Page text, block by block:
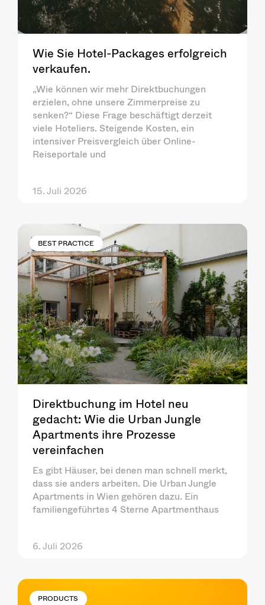
Wie Sie Hotel-Packages erfolgreich
verkaufen.
„Wie können wir mehr Direktbuchungen
erzielen, ohne unsere Zimmerpreise zu
senken?“ Diese Frage beschäftigt derzeit
viele Hoteliers. Steigende Kosten, ein
intensiver Preisvergleich über Online-
Reiseportale und
15. Juli 2026
BEST PRACTICE
Direktbuchung im Hotel neu
gedacht: Wie die Urban Jungle
Apartments ihre Prozesse
vereinfachen
Es gibt Häuser, bei denen man schnell merkt,
dass sie anders arbeiten. Die Urban Jungle
Apartments in Wien gehören dazu. Ein
familiengeführtes 4 Sterne Apartmenthaus
6. Juli 2026
PRODUCTS